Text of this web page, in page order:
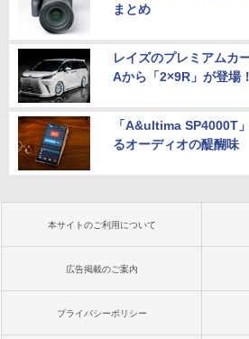
まとめ
レイズのプレミアムカ
Aから「2×9R」が登場！
「A&ultima SP4000T
るオーディオの醍醐味
本サイトのご利用について
広告掲載のご案内
プライバシーポリシー